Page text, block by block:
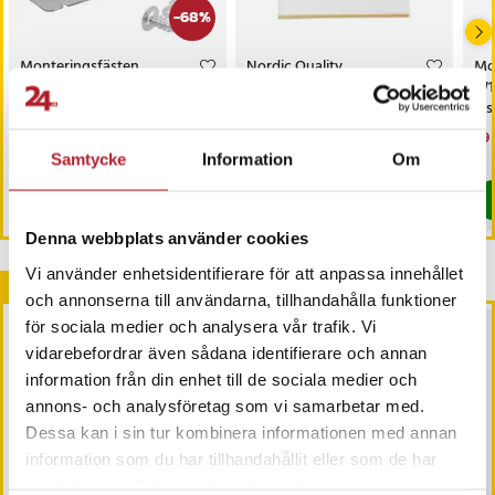
Samtycke Information Om
Denna webbplats använder cookies
Vi använder enhetsidentifierare för att anpassa innehållet
och annonserna till användarna, tillhandahålla funktioner
för sociala medier och analysera vår trafik. Vi
vidarebefordrar även sådana identifierare och annan
information från din enhet till de sociala medier och
annons- och analysföretag som vi samarbetar med.
Dessa kan i sin tur kombinera informationen med annan
information som du har tillhandahållit eller som de har
-68%
Monteringsfästen
8269145 till Whirlpool
Diskmaskin – 2-pack i
:59 kr
I lager, levereras inom 1-2 vardagar
Nordic Quality
diskmaskin 45 x 55 cm /
I lager, levereras inom 1-2 vardagar
Andra köpte också